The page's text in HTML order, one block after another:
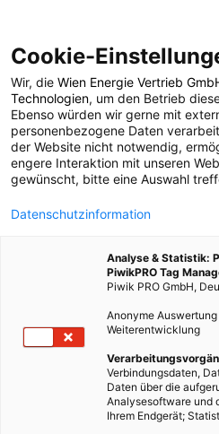
POSTS BY
1
Cookie-
Wir, die Wien Energie Vertrieb
Technologien, um den Betrieb
Ebenso würden wir gerne mit
personenbezogene Daten
der Website nicht notwendig,
engere Interaktion mit unseren
gewünscht, bitte eine Auswahl
Datenschutzinformation
Analyse & Statistik:
PiwikPRO Tag
Piwik PRO GmbH,
Anonyme
Weiterentwicklung
Verbindungsdaten,
Daten über die
Analysesoftware und
Ihrem Endgerät;